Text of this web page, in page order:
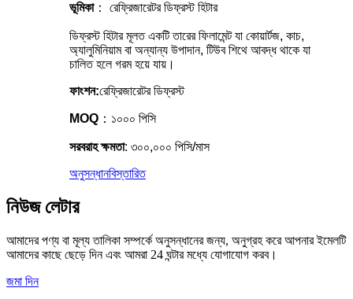
ভূমিকা： রেফ্রিজারেটর ডিফ্রস্ট হিটার
ডিফ্রস্ট হিটার মূলত একটি তারের ফিলামেন্ট যা কোয়ার্টজ, কাচ,
অ্যালুমিনিয়াম বা অন্যান্য উপাদান, টিউব শিথে আবদ্ধ থাকে যা
চালিত হলে গরম হয়ে যায়।
ফাংশন:রেফ্রিজারেটর ডিফ্রস্ট
MOQ ：১০০০ পিসি
সরবরাহ ক্ষমতা: ৩০০,০০০ পিসি/মাস
অনুসন্ধানবিস্তারিত
নিউজ লেটার
আমাদের পণ্য বা মূল্য তালিকা সম্পর্কে অনুসন্ধানের জন্য, অনুগ্রহ করে আপনার ইমেলটি
আমাদের কাছে ছেড়ে দিন এবং আমরা 24 ঘন্টার মধ্যে যোগাযোগ করব।
জমা দিন